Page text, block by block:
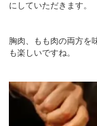
にしていただきます。
胸肉、もも肉の両方を
も楽しいですね。